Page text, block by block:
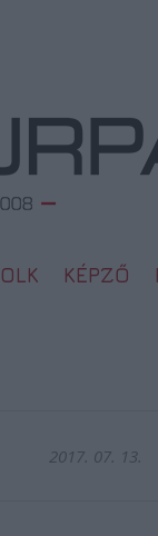
KÉPZŐ
2017. 07. 13.